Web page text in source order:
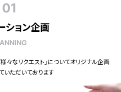
01
ション企画
々なリクエスト」についてオリジナル企画
いただいております